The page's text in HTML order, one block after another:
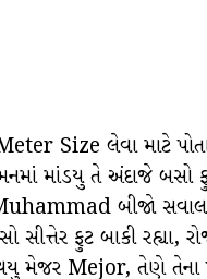
Size લેવા માટે
માંડયુ તે અંદાજે
બીજો
ફુટ બાકી
Mejor, તેણે તેના